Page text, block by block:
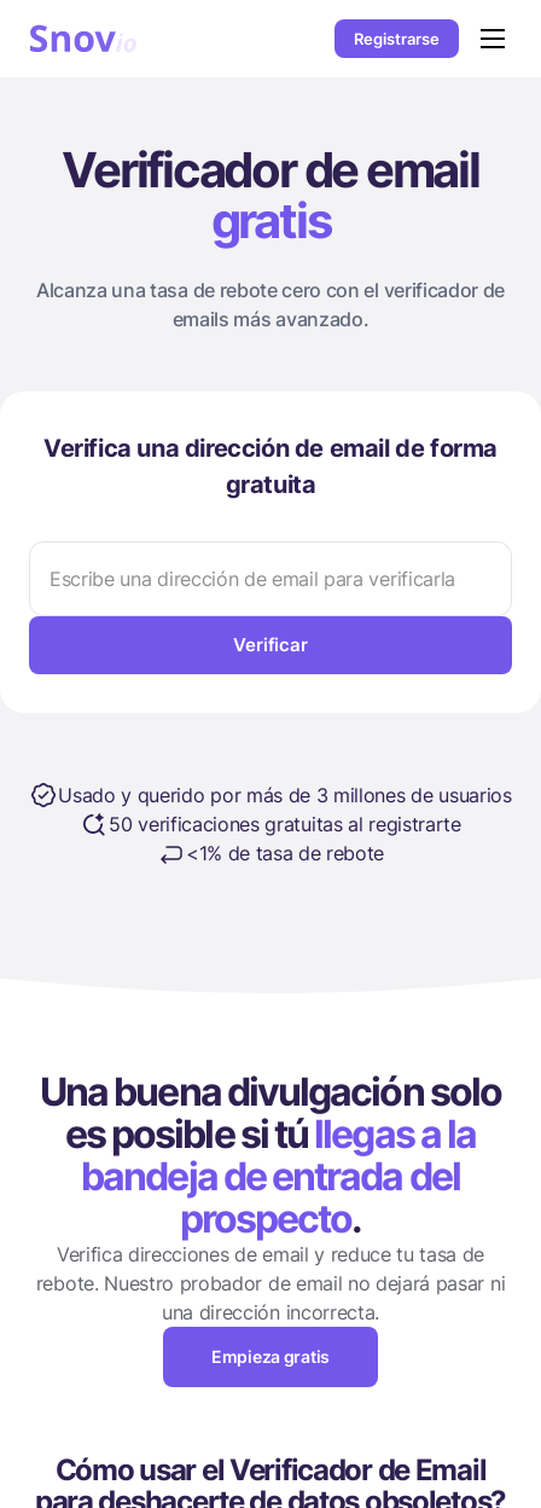
Registrarse
Verificador de email
gratis
Alcanza una tasa de rebote cero con el verificador de
emails más avanzado.
Verifica una dirección de email de forma
gratuita
Verificar
Usado y querido por más de 3 millones de usuarios
50 verificaciones gratuitas al registrarte
<1% de tasa de rebote
Una buena divulgación solo
es posiblesi túllegas a la
bandeja de entrada del
prospecto.
Verifica direcciones de email y reduce tu tasa de
rebote. Nuestro probador de email no dejará pasar ni
una dirección incorrecta.
Empieza gratis
Cómo usar el Verificador de Email